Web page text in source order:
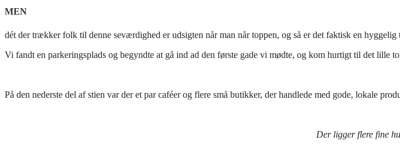
MEN
dét der trækker folk til denne seværdighed er udsigten når man når toppen, og så er det faktisk en hyggelig
Vi fandt en parkeringsplads og begyndte at gå ind ad den første gade vi mødte, og kom hurtigt til det lille
På den nederste del af stien var der et par caféer og flere små butikker, der handlede med gode, lokale
Der ligger flere fine